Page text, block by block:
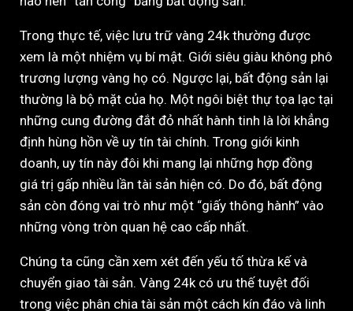
Trong thực tế, việc lưu trữ vàng 24k thường được
xem là một nhiệm vụ bí mật. Giới siêu giàu không phô
trương lượng vàng họ có. Ngược lại, bất động sản lại
thường là bộ mặt của họ. Một ngôi biệt thự tọa lạc tại
những cung đường đắt đỏ nhất hành tinh là lời khẳng
định hùng hồn về uy tín tài chính. Trong giới kinh
doanh, uy tín này đôi khi mang lại những hợp đồng
giá trị gấp nhiều lần tài sản hiện có. Do đó, bất động
sản còn đóng vai trò như một “giấy thông hành” vào
những vòng tròn quan hệ cao cấp nhất.
Chúng ta cũng cần xem xét đến yếu tố thừa kế và
chuyển giao tài sản. Vàng 24k có ưu thế tuyệt đối
trong việc phân chia tài sản một cách kín đáo và linh